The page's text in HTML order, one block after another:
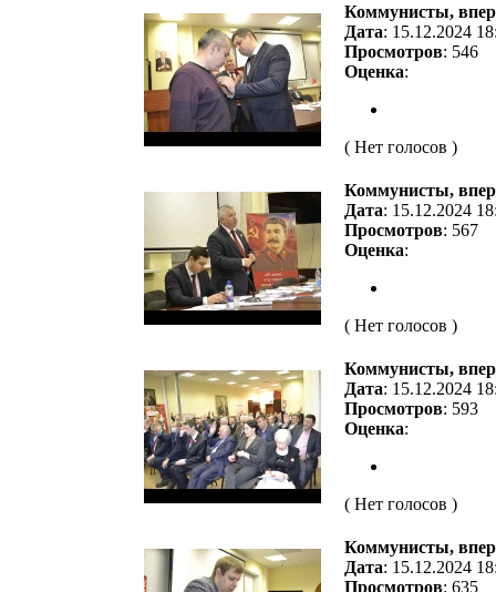
Коммунисты,
Дата: 15.12.2024
Просмотров: 546
Оценка:
( Нет голосов )
Коммунисты,
Дата: 15.12.2024
Просмотров: 567
Оценка:
( Нет голосов )
Коммунисты,
Дата: 15.12.2024
Просмотров: 593
Оценка:
( Нет голосов )
Коммунисты,
Дата: 15.12.2024
Просмотров: 635